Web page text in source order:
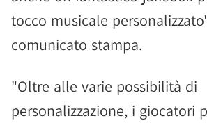
tocco musicale
comunicato stampa.
"Oltre alle varie possibilità di
personalizzazione, i giocatori